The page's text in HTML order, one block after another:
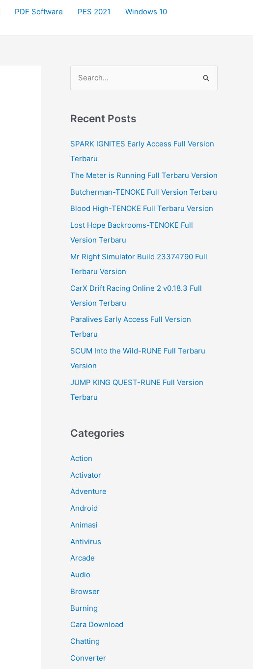
PDF Software PES 2021
Windows 10
r
h
o
r
:
Recent Posts
SPARK IGNITES Early Access Full Version
Terbaru
The Meter is Running Full Terbaru Version
Butcherman-TENOKE Full Version Terbaru
Blood High-TENOKE Full Terbaru Version
Lost Hope Backrooms-TENOKE Full
Version Terbaru
Mr Right Simulator Build 23374790 Full
Terbaru Version
CarX Drift Racing Online 2 v0.18.3 Full
Version Terbaru
Paralives Early Access Full Version
Terbaru
SCUM Into the Wild-RUNE Full Terbaru
Version
JUMP KING QUEST-RUNE Full Version
Terbaru
Categories
Action
Activator
Adventure
Android
Animasi
Antivirus
Arcade
Audio
Browser
Burning
Cara Download
Chatting
Converter